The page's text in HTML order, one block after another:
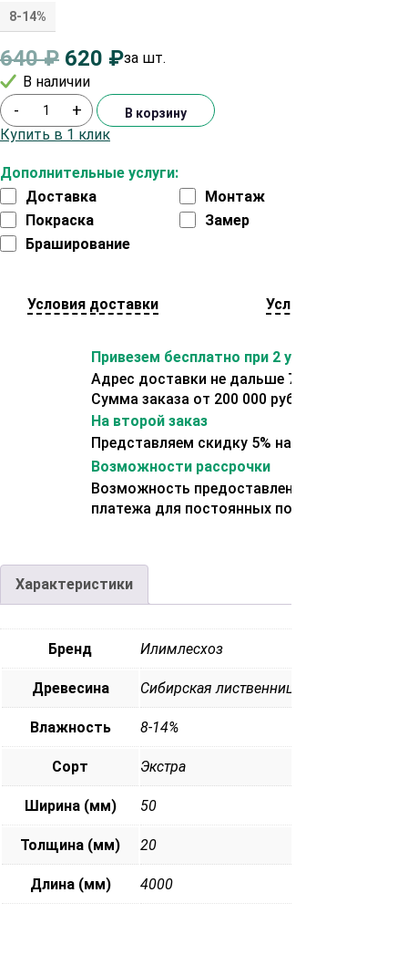
8-14%
640₽ 620 ₽за шт.
В наличии
Дополнительные услуги:
Доставка
Монтаж
Покраска
Замер
Браширование
- + В корзину
Купить в 1 клик
Условия доставки Условия оплаты
Привезем бесплатно при 2 условиях:
Адрес доставки не дальше 70 км от склада.
Сумма заказа от 200 000 рублей.
На второй заказ
Представляем скидку 5% на второй заказ
Возможности рассрочки
Возможность предоставления отсрочки
платежа для постоянных покупателей.
Характеристики
Бренд Илимлесхоз
Древесина Сибирская лиственница
Влажность 8-14%
Сорт Экстра
Ширина (мм) 50
Толщина (мм) 20
Длина (мм) 4000